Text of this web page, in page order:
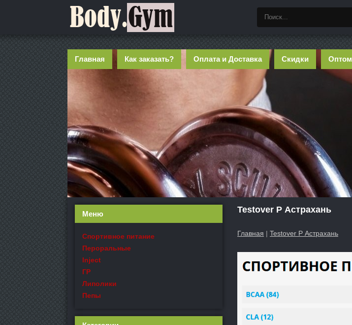
Главная Как заказать? Оплата и Доставка Скидки Оптом
Testover P Астрахань
Главная | Testover P Астрахань
Меню
Спортивное питание
Пероральные
Inject
ГР
Липолики
Пепы